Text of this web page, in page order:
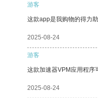
游客
这款app是我购物的得力
2025-08-24
游客
这款加速器VPM应用程序
2025-08-24